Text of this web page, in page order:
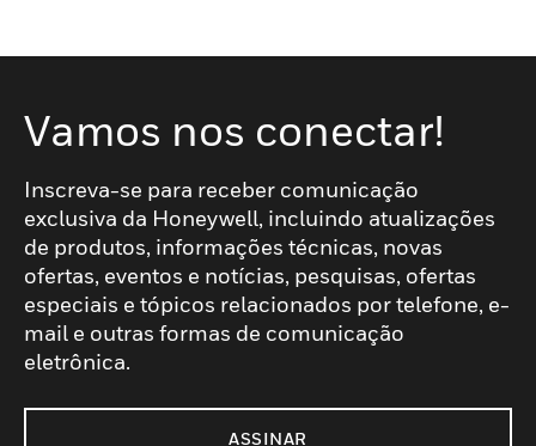
Vamos nos conectar!
Inscreva-se para receber comunicação
exclusiva da Honeywell, incluindo atualizações
de produtos, informações técnicas, novas
ofertas, eventos e notícias, pesquisas, ofertas
especiais e tópicos relacionados por telefone, e-
mail e outras formas de comunicação
eletrônica.
ASSINAR